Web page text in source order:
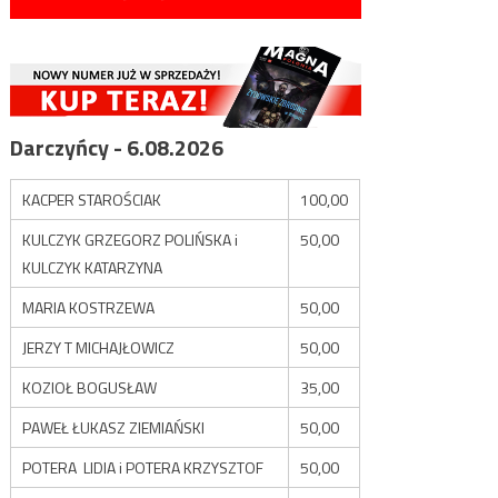
Darczyńcy - 6.08.2026
KACPER STAROŚCIAK
100,00
KULCZYK GRZEGORZ POLIŃSKA i
KULCZYK KATARZYNA
50,00
MARIA KOSTRZEWA
50,00
JERZY T MICHAJŁOWICZ
50,00
KOZIOŁ BOGUSŁAW
35,00
PAWEŁ ŁUKASZ ZIEMIAŃSKI
50,00
POTERA LIDIA i POTERA KRZYSZTOF
50,00